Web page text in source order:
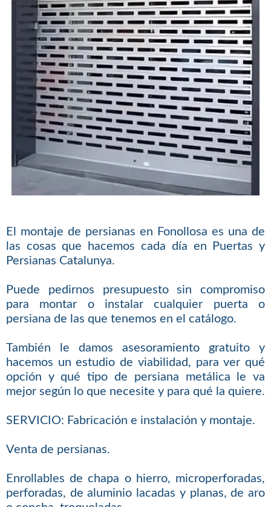
El montaje de persianas en Fonollosa es una de
las cosas que hacemos cada día en Puertas y
Persianas Catalunya.
Puede pedirnos presupuesto sin compromiso
para montar o instalar cualquier puerta o
persiana de las que tenemos en el catálogo.
También le damos asesoramiento gratuito y
hacemos un estudio de viabilidad, para ver qué
opción y qué tipo de persiana metálica le va
mejor según lo que necesite y para qué la quiere.
SERVICIO: Fabricación e instalación y montaje.
Venta de persianas.
Enrollables de chapa o hierro, microperforadas,
perforadas, de aluminio lacadas y planas, de aro